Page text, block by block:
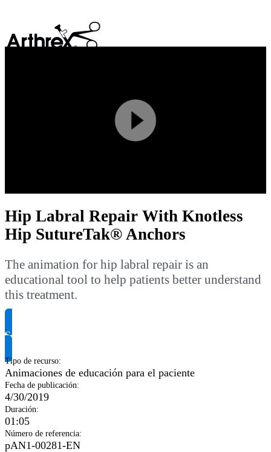
Play
Video
Hip Labral Repair With Knotless
Hip SutureTak® Anchors
The animation for hip labral repair is an
educational tool to help patients better understand
this treatment.
Solicitar información del producto
Tipo de recurso:
Animaciones de educación para el paciente
Fecha de publicación:
4/30/2019
Duración:
01:05
Número de referencia:
pAN1-00281-EN